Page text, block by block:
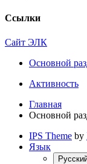
Ссылки
Сайт ЭЛК
Основной
Активность
Главная
Основной
IPS Theme by
Язык